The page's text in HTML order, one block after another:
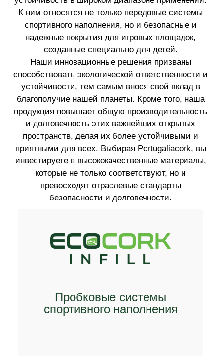
К ним относятся не только передовые системы
спортивного наполнения, но и безопасные и
надежные покрытия для игровых площадок,
созданные специально для детей.
Наши инновационные решения призваны
способствовать экологической ответственности и
устойчивости, тем самым внося свой вклад в
благополучие нашей планеты. Кроме того, наша
продукция повышает общую производительность
и долговечность этих важнейших открытых
пространств, делая их более устойчивыми и
приятными для всех. Выбирая Portugaliacork, вы
инвестируете в высококачественные материалы,
которые не только соответствуют, но и
превосходят отраслевые стандарты
безопасности и долговечности.
Пробковые системы
спортивного наполнения
ИССЛЕДУЙТЕ